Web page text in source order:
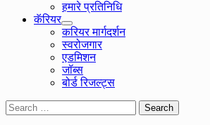
हमारे प्रतिनिधि
कॅरियर
करियर मार्गदर्शन
स्वरोजगार
एडमिशन
जॉब्स
बोर्ड रिजल्ट्स
Search
for: